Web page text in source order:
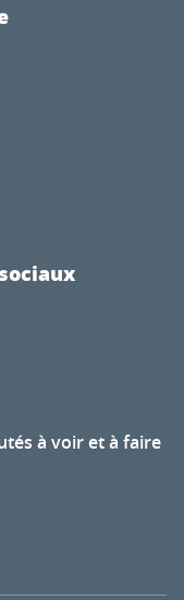
à voir et à faire